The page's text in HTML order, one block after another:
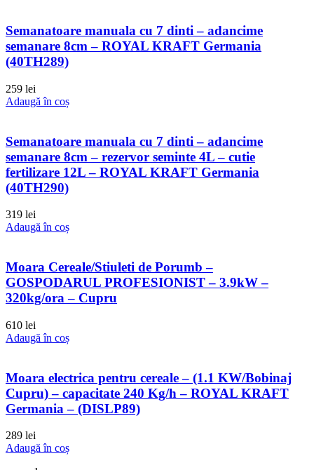
Semanatoare manuala cu 7 dinti – adancime
semanare 8cm – ROYAL KRAFT Germania
(40TH289)
259 lei
Adaugă în coș
Semanatoare manuala cu 7 dinti – adancime
semanare 8cm – rezervor seminte 4L – cutie
fertilizare 12L – ROYAL KRAFT Germania
(40TH290)
319 lei
Adaugă în coș
Moara Cereale/Stiuleti de Porumb –
GOSPODARUL PROFESIONIST – 3.9kW –
320kg/ora – Cupru
610 lei
Adaugă în coș
Moara electrica pentru cereale – (1.1 KW/Bobinaj
Cupru) – capacitate 240 Kg/h – ROYAL KRAFT
Germania – (DISLP89)
289 lei
Adaugă în coș